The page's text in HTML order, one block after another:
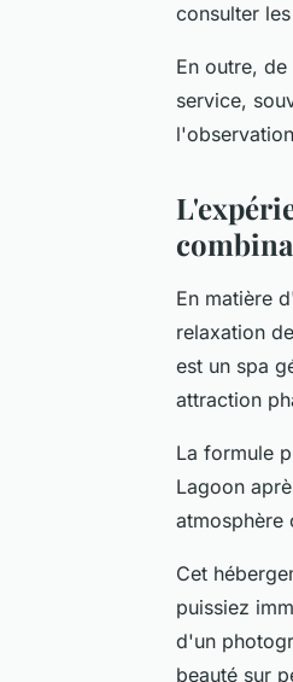
consulter
En outre,
service,
En matière
relaxation
est un spa
attraction
La formule
Lagoon
atmosphère
Cet
puissiez
d'un
beauté sur